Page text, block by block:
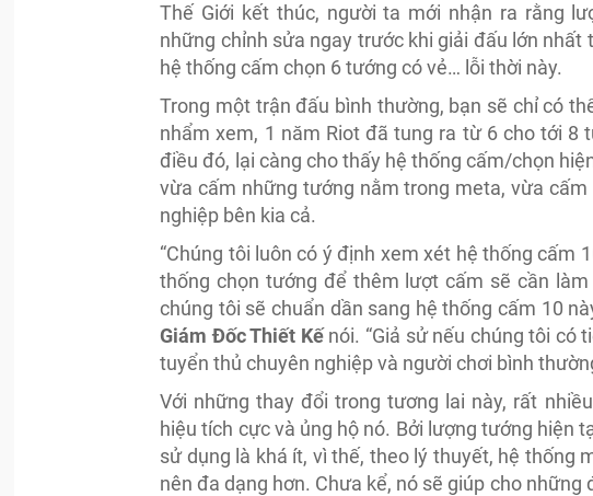
Thế Giới kết thúc, người ta mới nhận ra rằng
những chỉnh sửa ngay trước khi giải đấu lớn
hệ thống cấm chọn 6 tướng có vẻ… lỗi thời này.
Trong một trận đấu bình thường, bạn sẽ chỉ có
nhẩm xem, 1 năm Riot đã tung ra từ 6 cho tới
điều đó, lại càng cho thấy hệ thống cấm/chọn
vừa cấm những tướng nằm trong meta, vừa
nghiệp bên kia cả.
“Chúng tôi luôn có ý định xem xét hệ thống cấm
thống chọn tướng để thêm lượt cấm sẽ cần
chúng tôi sẽ chuẩn dần sang hệ thống cấm 10
Giám Đốc Thiết Kếnói. “Giả sử nếu chúng tôi có
tuyển thủ chuyên nghiệp và người chơi bình
Với những thay đổi trong tương lai này, rất
hiệu tích cực và ủng hộ nó. Bởi lượng tướng hiện
sử dụng là khá ít, vì thế, theo lý thuyết, hệ thống
nên đa dạng hơn. Chưa kể, nó sẽ giúp cho